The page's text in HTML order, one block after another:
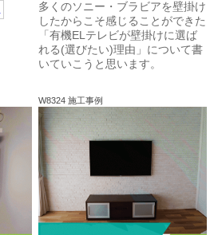
多くのソニー・ブラビアを壁掛け
したからこそ感じることができた
「有機ELテレビが壁掛けに選ば
れる(選びたい)理由」について書
いていこうと思います。
W8324 施工事例